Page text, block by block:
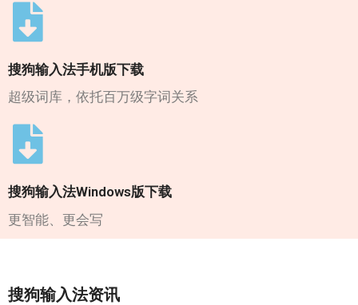
搜狗输入法手机版下载
超级词库，依托百万级字词关系
搜狗输入法Windows版下载
更智能、更会写
搜狗输入法资讯